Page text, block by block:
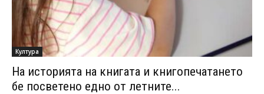
Култура
На историята на книгата и книгопечатането
бе посветено едно от летните...